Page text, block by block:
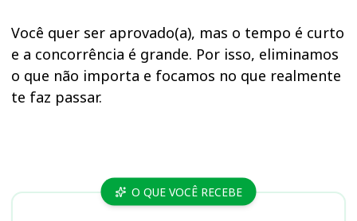
Você quer ser aprovado(a), mas o tempo é curto
e a concorrência é grande. Por isso, eliminamos
o que não importa e focamos no que realmente
te faz passar.
Cursos O QUE VOCÊ RECEBE